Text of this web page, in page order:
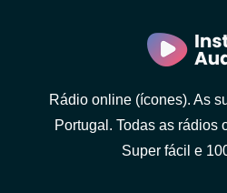
Rádio online (ícones). As
Portugal. Todas as rádios
Super fácil e